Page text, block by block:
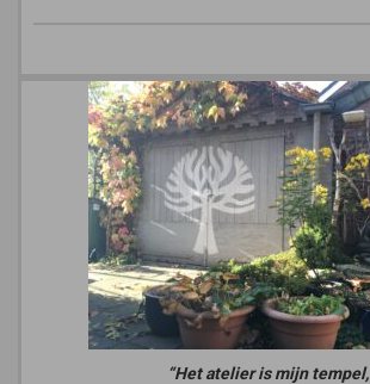
“Het atelier is mijn tempel,